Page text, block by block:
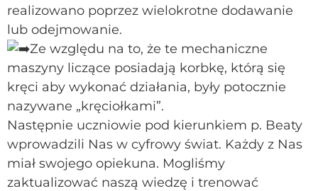
realizowano poprzez wielokrotne dodawanie
lub odejmowanie.
Ze względu na to, że te mechaniczne
maszyny liczące posiadają korbkę, którą się
kręci aby wykonać działania, były potocznie
nazywane „kręciołkami”.
Następnie uczniowie pod kierunkiem p. Beaty
wprowadzili Nas w cyfrowy świat. Każdy z Nas
miał swojego opiekuna. Mogliśmy
zaktualizować naszą wiedzę i trenować